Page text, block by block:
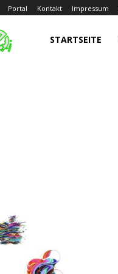
Portal Kontakt Impressum
STARTSEITE